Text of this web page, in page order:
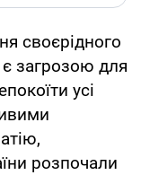
своєрідного
є загрозою для
усі
розпочали